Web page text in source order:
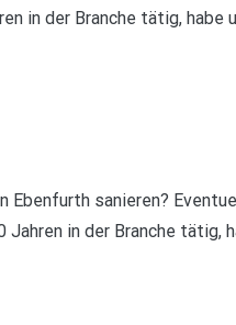
in der Branche tätig, habe
Ebenfurth sanieren?
in der Branche tätig,